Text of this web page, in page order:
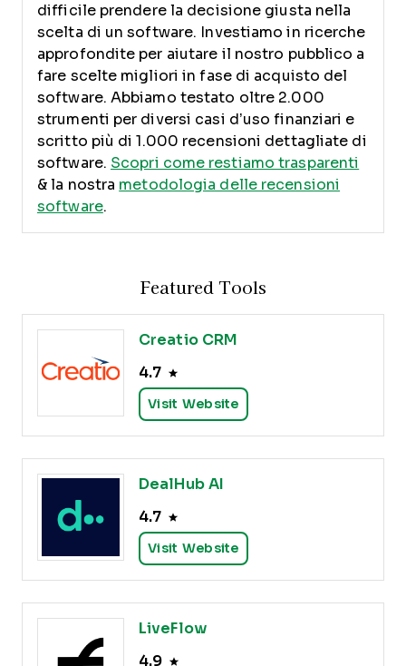
difficile prendere la decisione giusta nella
scelta di un software.
Investiamo in ricerche
approfondite per aiutare il nostro pubblico a
fare scelte migliori in fase di acquisto del
software. Abbiamo testato oltre 2.000
strumenti per diversi casi d’uso finanziari e
scritto più di 1.000 recensioni dettagliate di
software. Scopri come restiamo trasparenti
& la nostra metodologia delle recensioni
software.
Featured Tools
Creatio CRM
4.7
Visit Website
DealHub AI
4.7
Visit Website
LiveFlow
4.9